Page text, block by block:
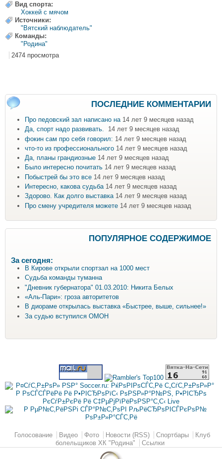
Вид спорта:
Хоккей с мячом
Источники:
"Вятский наблюдатель"
Команды:
"Родина"
2474 просмотра
ПОСЛЕДНИЕ КОММЕНТАРИИ
Про педовский зал написано на 14 лет 9 месяцев назад
Да, спорт надо развивать.
14 лет 9 месяцев назад
фокин сам про себя говорил: 14 лет 9 месяцев назад
что-то из профессионального 14 лет 9 месяцев назад
Да, планы грандиозные 14 лет 9 месяцев назад
Было интересно почитать 14 лет 9 месяцев назад
Побыстрей бы это все 14 лет 9 месяцев назад
Интересно, какова судьба 14 лет 9 месяцев назад
Здорово. Как долго выставка 14 лет 9 месяцев назад
Про смену учредителя можете 14 лет 9 месяцев назад
ПОПУЛЯРНОЕ СОДЕРЖИМОЕ
За сегодня:
В Кирове открыли спортзал на 1000 мест
Судьба команды туманна
"Дневник губернатора" 01.03.2010: Никита Белых
«Аль-Пари»: гроза авторитетов
В диораме открылась выставка «Быстрее, выше, сильнее!»
За судью вступился ОМОН
Главное меню
Голосование Видео Фото Новости (RSS) Спортбары
Клуб
болельщиков ХК "Родина"
Ссылки